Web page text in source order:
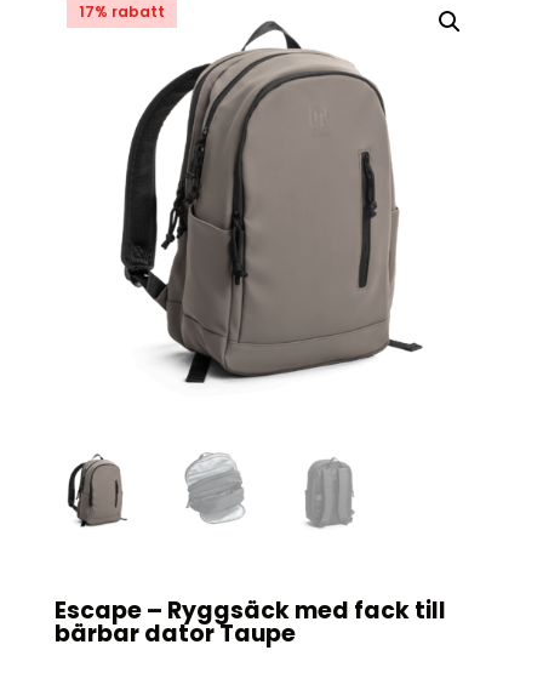
17% rabatt
Escape – Ryggsäck med fack till
bärbar dator Taupe